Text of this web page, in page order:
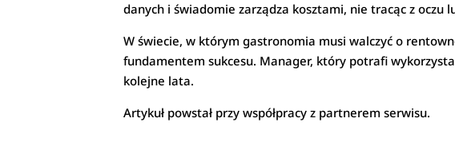
danych i świadomie zarządza kosztami, nie tracąc z oczu
W świecie, w którym gastronomia musi walczyć o
fundamentem sukcesu. Manager, który potrafi
kolejne lata.
Artykuł powstał przy współpracy z partnerem serwisu.